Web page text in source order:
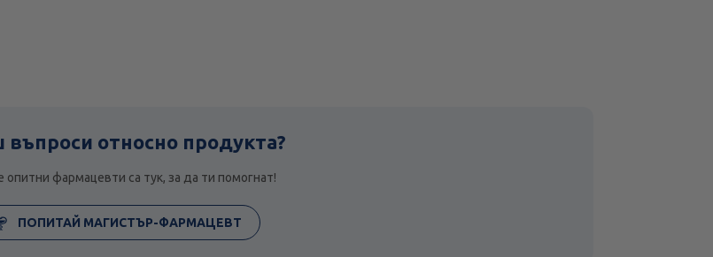
относно продукта?
опитни фармацевти са тук, за да ти помогнат!
ПОПИТАЙ МАГИСТЪР-ФАРМАЦЕВТ